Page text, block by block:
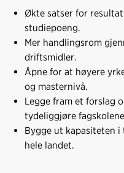
Økte satser for
studiepoeng.
Mer handlingsrom
driftsmidler.
Åpne for at høyere
og masternivå.
Legge fram et forslag
tydeliggjøre
Bygge ut kapasiteten i
hele landet.